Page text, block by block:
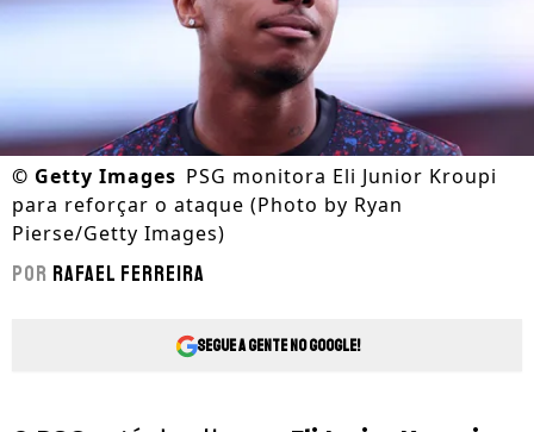
© Getty Images PSG monitora Eli Junior Kroupi
para reforçar o ataque (Photo by Ryan
Pierse/Getty Images)
Por Rafael Ferreira
Segue a gente no Google!